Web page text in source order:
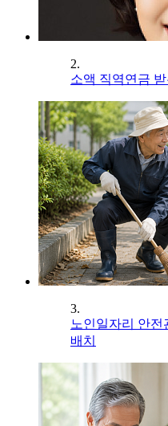
2.
소액 직역연금
3.
노인일자리 안전
배치